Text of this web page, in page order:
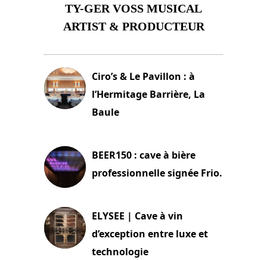
TY-GER VOSS MUSICAL
ARTIST & PRODUCTEUR
Ciro’s & Le Pavillon : à
l’Hermitage Barrière, La
Baule
BEER150 : cave à bière
professionnelle signée Frio.
ELYSEE | Cave à vin
d’exception entre luxe et
technologie